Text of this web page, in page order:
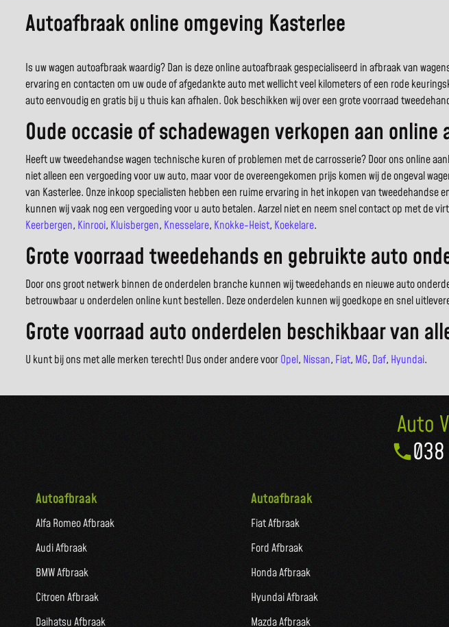
Autoafbraak online omgeving Kasterlee
Is uw wagen autoafbraak waardig? Dan is deze online autoafbraak gespecialiseerd in afbraak van
ervaring en contacten om uw oude of afgedankte auto met wellicht veel kilometers of een rode
auto eenvoudig en gratis bij u thuis kan afhalen. Ook beschikken wij over een grote voorraad
Oude occasie of schadewagen verkopen aan
Heeft uw tweedehandse wagen technische kuren of problemen met de carrosserie? Door ons online
niet alleen een vergoeding voor uw auto, maar voor de overeengekomen prijs komen wij de ongeval
van Kasterlee. Onze inkoop specialisten hebben een ruime ervaring in het inkopen van
kunnen wij vaak nog een vergoeding voor u auto betalen. Aarzel niet en neem snel contact op met de
Keerbergen, Kinrooi, Kluisbergen, Knesselare, Knokke-Heist, Koekelare.
Grote voorraad tweedehands en gebruikte auto
Door ons groot netwerk binnen de onderdelen branche kunnen wij tweedehands en nieuwe auto
betrouwbaar u onderdelen online kunt bestellen. Deze onderdelen kunnen wij goedkope en snel
Grote voorraad auto onderdelen beschikbaar van
U kunt bij ons met alle merken terecht! Dus onder andere voorOpel, Nissan, Fiat, MG, Daf, Hyundai.
Auto
Autoafbraak
Alfa Romeo Afbraak
Audi Afbraak
BMW Afbraak
Citroen Afbraak
Daihatsu Afbraak
Autoafbraak
Fiat Afbraak
Ford Afbraak
Honda Afbraak
Hyundai Afbraak
Mazda Afbraak